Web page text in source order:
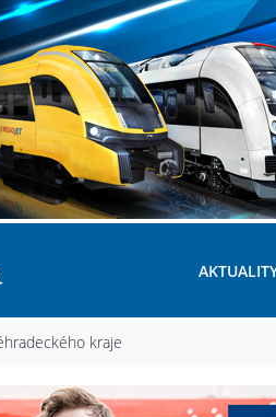
kraje